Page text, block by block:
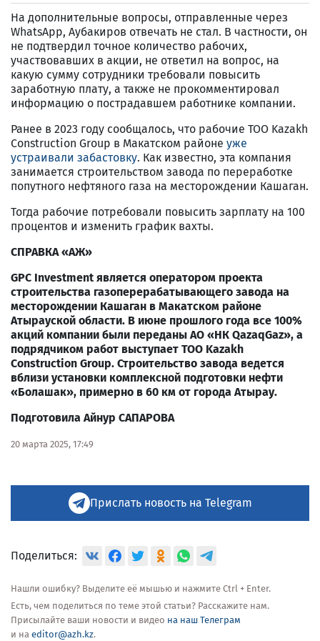
На дополнительные вопросы, отправленные через
WhatsApp, Аубакиров отвечать не стал. В частности, он
не подтвердил точное количество рабочих,
участвовавших в акции, не ответил на вопрос, на
какую сумму сотрудники требовали повысить
заработную плату, а также не прокомментировал
информацию о пострадавшем работнике компании.
Ранее в 2023 году сообщалось, что рабочие ТОО Kazakh
Construction Group в Макатском районе уже
устраивали забастовку. Как известно, эта компания
занимается строительством завода по переработке
попутного нефтяного газа на месторождении Кашаган.
Тогда рабочие потребовали повысить зарплату на 100
процентов и изменить график вахты.
СПРАВКА «АЖ»
GPC Investment является оператором проекта
строительства газоперерабатывающего завода на
месторождении Кашаган в Макатском районе
Атырауской области. В июне прошлого года все 100%
акций компании были переданы АО «НК QazaqGaz», а
подрядчиком работ выступает ТОО Kazakh
Construction Group. Строительство завода ведется
вблизи установки комплексной подготовки нефти
«Болашак», примерно в 60 км от города Атырау.
Подготовила Айнур САПАРОВА
20 марта 2025, 17:49
Прислать новость на Telegram
Поделиться:
Нашли ошибку? Выделите её мышью и нажмите Ctrl + Enter.
Есть, чем поделиться по теме этой статьи? Расскажите нам.
Присылайте ваши новости и видео на наш Телеграм
и на editor@azh.kz.